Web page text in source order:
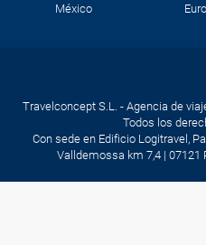
México
Travelconcept S.L. - Agencia de
Todos los
Con sede en Edificio Logitravel,
Valldemossa km 7,4 | 07121